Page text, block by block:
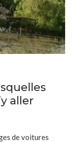
aller
de voitures